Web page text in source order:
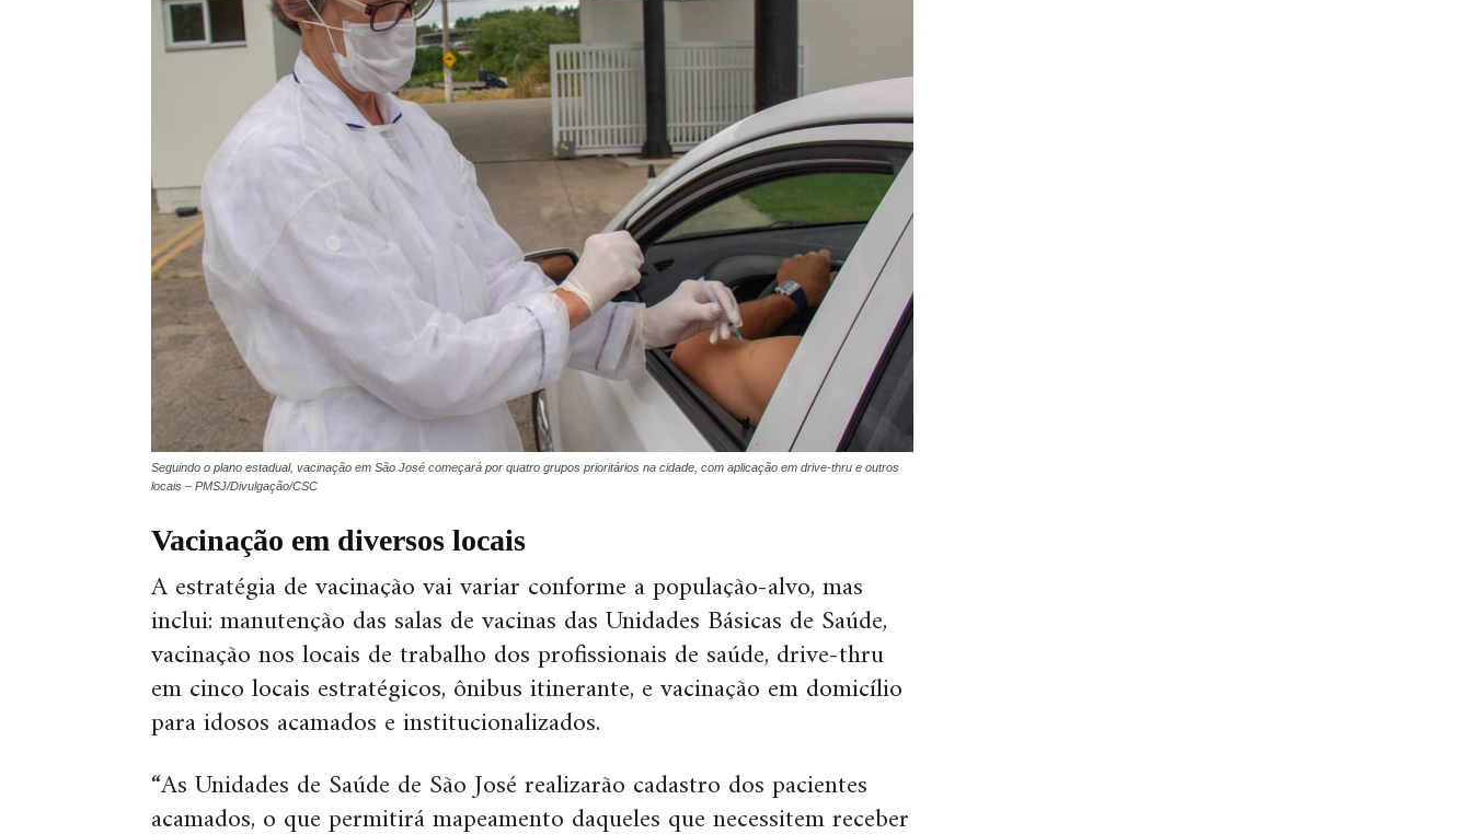
Seguindo o plano estadual, vacinação em São José começará por quatro grupos prioritários na cidade, com aplicação em drive-thru e outros
locais – PMSJ/Divulgação/CSC
Vacinação em diversos locais
A estratégia de vacinação vai variar conforme a população-alvo, mas
inclui: manutenção das salas de vacinas das Unidades Básicas de Saúde,
vacinação nos locais de trabalho dos profissionais de saúde, drive-thru
em cinco locais estratégicos, ônibus itinerante, e vacinação em domicílio
para idosos acamados e institucionalizados.
“As Unidades de Saúde de São José realizarão cadastro dos pacientes
acamados, o que permitirá mapeamento daqueles que necessitem receber